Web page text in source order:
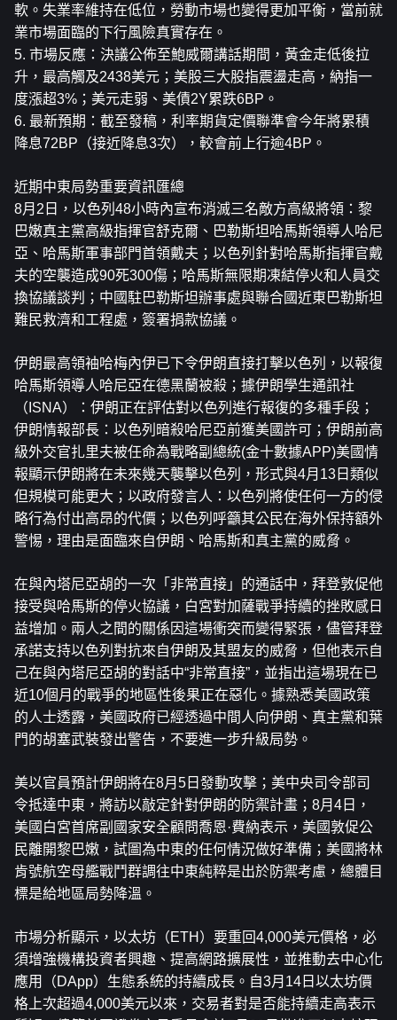
軟。失業率維持在低位，勞動市場也變得更加平衡，當前就
業市場面臨的下行風險真實存在。
5. 市場反應：決議公佈至鮑威爾講話期間，黃金走低後拉
升，最高觸及2438美元；美股三大股指震盪走高，納指一
度漲超3%；美元走弱、美債2Y累跌6BP。
6. 最新預期：截至發稿，利率期貨定價聯準會今年將累積
降息72BP（接近降息3次），較會前上行逾4BP。
近期中東局勢重要資訊匯總
8月2日，以色列48小時內宣布消滅三名敵方高級將領：黎
巴嫩真主黨高級指揮官舒克爾、巴勒斯坦哈馬斯領導人哈尼
亞、哈馬斯軍事部門首領戴夫；以色列針對哈馬斯指揮官戴
夫的空襲造成90死300傷；哈馬斯無限期凍結停火和人員交
換協議談判；中國駐巴勒斯坦辦事處與聯合國近東巴勒斯坦
難民救濟和工程處，簽署捐款協議。
伊朗最高領袖哈梅內伊已下令伊朗直接打擊以色列，以報復
哈馬斯領導人哈尼亞在德黑蘭被殺；據伊朗學生通訊社
（ISNA）：伊朗正在評估對以色列進行報復的多種手段；
伊朗情報部長：以色列暗殺哈尼亞前獲美國許可；伊朗前高
級外交官扎里夫被任命為戰略副總統(金十數據APP)美國情
報顯示伊朗將在未來幾天襲擊以色列，形式與4月13日類似
但規模可能更大；以政府發言人：以色列將使任何一方的侵
略行為付出高昂的代價；以色列呼籲其公民在海外保持額外
警惕，理由是面臨來自伊朗、哈馬斯和真主黨的威脅。
在與內塔尼亞胡的一次「非常直接」的通話中，拜登敦促他
接受與哈馬斯的停火協議，白宮對加薩戰爭持續的挫敗感日
益增加。兩人之間的關係因這場衝突而變得緊張，儘管拜登
承諾支持以色列對抗來自伊朗及其盟友的威脅，但他表示自
己在與內塔尼亞胡的對話中“非常直接”，並指出這場現在已
近10個月的戰爭的地區性後果正在惡化。據熟悉美國政策
的人士透露，美國政府已經透過中間人向伊朗、真主黨和葉
門的胡塞武裝發出警告，不要進一步升級局勢。
美以官員預計伊朗將在8月5日發動攻擊；美中央司令部司
令抵達中東，將訪以敲定針對伊朗的防禦計畫；8月4日，
美國白宮首席副國家安全顧問喬恩·費納表示，美國敦促公
民離開黎巴嫩，試圖為中東的任何情況做好準備；美國將林
肯號航空母艦戰鬥群調往中東純粹是出於防禦考慮，總體目
標是給地區局勢降溫。
市場分析顯示，以太坊（ETH）要重回4,000美元價格，必
須增強機構投資者興趣、提高網路擴展性，並推動去中心化
應用（DApp）生態系統的持續成長。自3月14日以太坊價
格上次超過4,000美元以來，交易者對是否能持續走高表示